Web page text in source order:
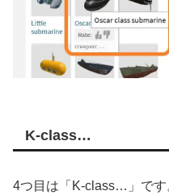
K-class…
4つ目は「K-class…」です